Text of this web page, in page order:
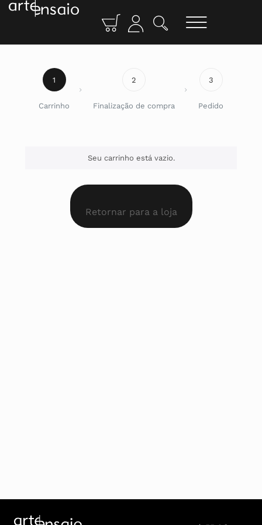
1
Carrinho
2
Finalização de compra
3
Pedido
Seu carrinho está vazio.
Retornar para a loja